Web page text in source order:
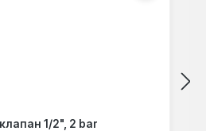
1/2", 2 bar